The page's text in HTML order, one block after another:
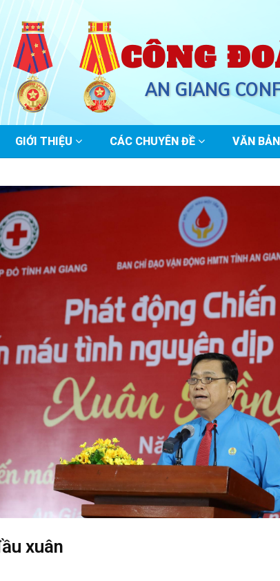
CÔNG
AN GIANG
GIỚI THIỆU CÁC CHUYÊN ĐỀ VĂN BẢN
xuân